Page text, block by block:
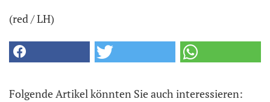
(red / LH)
Folgende Artikel könnten Sie auch interessieren: